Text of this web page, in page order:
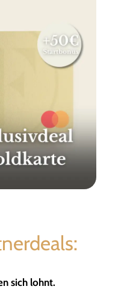
sich lohnt.